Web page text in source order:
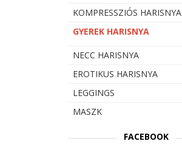
KOMPRESSZIÓS HARISNYA
GYEREK HARISNYA
NECC HARISNYA
EROTIKUS HARISNYA
LEGGINGS
MASZK
FACEBOOK